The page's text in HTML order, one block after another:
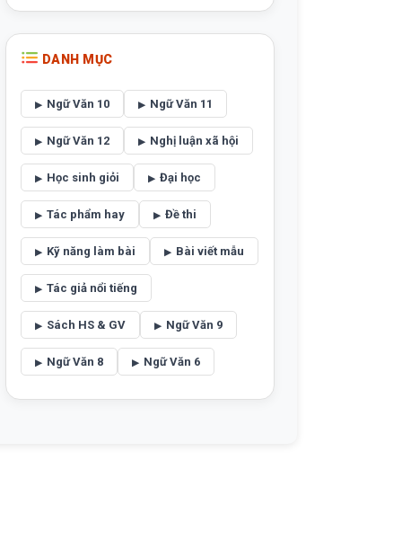
DANH MỤC
Ngữ Văn 10 Ngữ Văn 11
Ngữ Văn 12 Nghị luận xã hội
Học sinh giỏi Đại học
Tác phẩm hay Đề thi
Kỹ năng làm bài Bài viết mẫu
Tác giả nổi tiếng
Sách HS & GV Ngữ Văn 9
Ngữ Văn 8 Ngữ Văn 6